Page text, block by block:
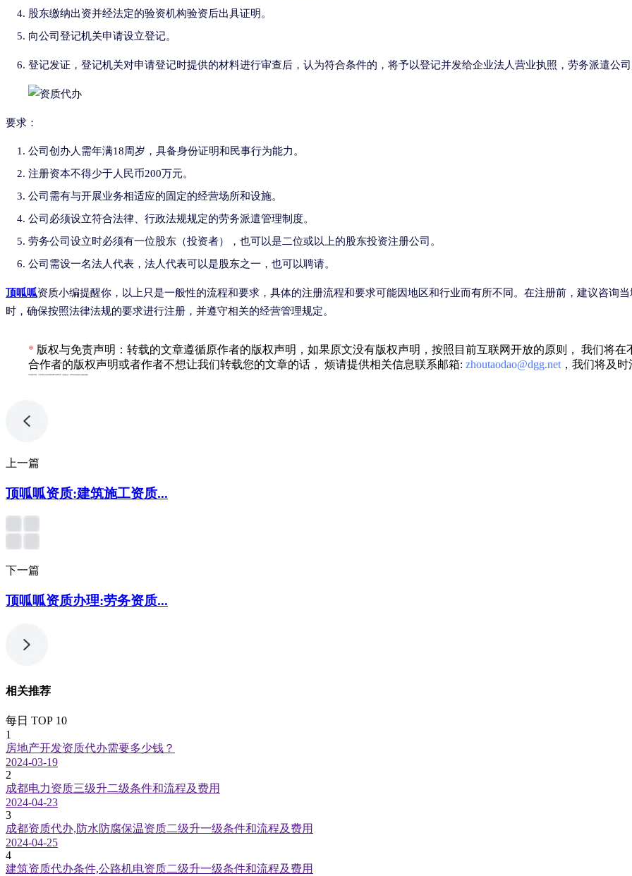
股东缴纳出资并经法定的验资机构验资后出具证明。
向公司登记机关申请设立登记。
登记发证，登记机关对申请登记时提供的材料进行审查后，认为符合条件的，将予以登记并发给企业法人营业执照，劳务派遣公司
要求：
公司创办人需年满18周岁，具备身份证明和民事行为能力。
注册资本不得少于人民币200万元。
公司需有与开展业务相适应的固定的经营场所和设施。
公司必须设立符合法律、行政法规规定的劳务派遣管理制度。
劳务公司设立时必须有一位股东（投资者），也可以是二位或以上的股东投资注册公司。
公司需设一名法人代表，法人代表可以是股东之一，也可以聘请。
顶呱呱资质小编提醒你，以上只是一般性的流程和要求，具体的注册流程和要求可能因地区和行业而有所不同。在注册前，建议咨询
时，确保按照法律法规的要求进行注册，并遵守相关的经营管理规定。
* 版权与免责声明：转载的文章遵循原作者的版权声明，如果原文没有版权声明，按照目前互联网开放的原则， 我们将
合作者的版权声明或者作者不想让我们转载您的文章的话， 烦请提供相关信息联系邮箱: zhoutaodao@dgg.net ，我们将及时
上一篇
顶呱呱资质:建筑施工资质...
下一篇
顶呱呱资质办理:劳务资质...
相关推荐
每日 TOP 10
1
房地产开发资质代办需要多少钱？
2024-03-19
2
成都电力资质三级升二级条件和流程及费用
2024-04-23
3
成都资质代办,防水防腐保温资质二级升一级条件和流程及费用
2024-04-25
4
建筑资质代办条件,公路机电资质二级升一级条件和流程及费用